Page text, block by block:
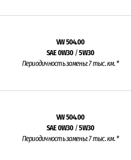
VW 504.00
SAE 0W30 /5W30
Периодичность замены: 7 тыс. км. *
VW 504.00
SAE 0W30 /5W30
Периодичность замены: 7 тыс. км. *